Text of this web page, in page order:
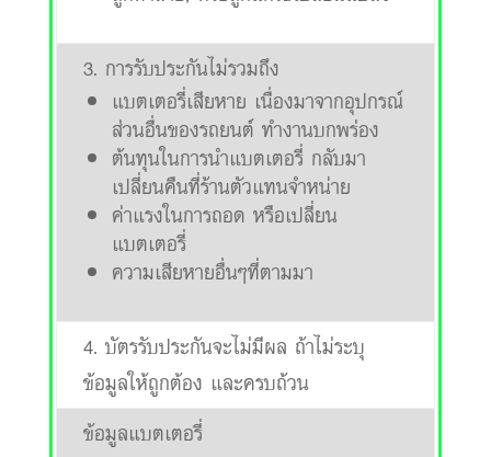
3. การรับประกันไม่รวมถึง
แบตเตอรี่เสียหาย เนื่องมาจากอุปกรณ์
ส่วนอื่นของรถยนต์ ทำงานบกพร่อง
ต้นทุนในการนำแบตเตอรี่ กลับมา
เปลี่ยนคืนที่ร้านตัวแทนจำหน่าย
ค่าแรงในการถอด หรือเปลี่ยน
แบตเตอรี่
ความเสียหายอื่นๆที่ตามมา
4. บัตรรับประกันจะไม่มีผล ถ้าไม่ระบุ
ข้อมูลให้ถูกต้อง และครบถ้วน
ข้อมูลแบตเตอรี่